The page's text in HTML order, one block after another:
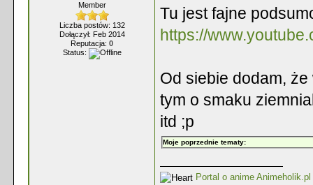
Member
Liczba postów: 132
Dołączył: Feb 2014
Reputacja: 0
Status:
Tu jest fajne
https://
Od siebie dodam,
tym o smaku
itd ;p
Moje poprzednie tematy:
Portal o anime Animeholik.pl